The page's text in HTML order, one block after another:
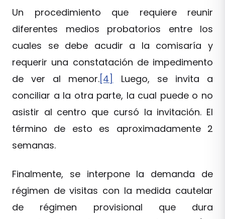
Un procedimiento que requiere reunir
diferentes medios probatorios entre los
cuales se debe acudir a la comisaría y
requerir una constatación de impedimento
de ver al menor.[4]
Luego, se invita a
conciliar a la otra parte, la cual puede o no
asistir al centro que cursó la invitación. El
término de esto es aproximadamente 2
semanas.
Finalmente, se interpone la demanda de
régimen de visitas con la medida cautelar
de régimen provisional que dura